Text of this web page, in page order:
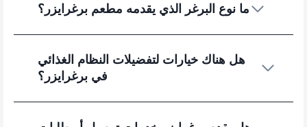
ما نوع البرغر الذي يقدمه مطعم برغرايزر؟
هل هناك خيارات لتفضيلات النظام الغذائي
في برغرايزر؟